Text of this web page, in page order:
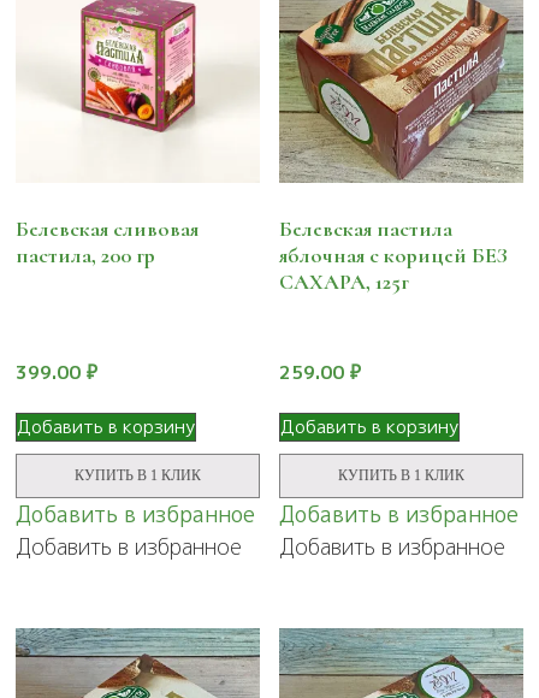
Белевская сливовая
пастила, 200 гр
399.00 ₽
Добавить в корзину
КУПИТЬ В 1 КЛИК
Добавить в избранное
Добавить в избранное
Белевская пастила
яблочная с корицей БЕЗ
САХАРА, 125г
259.00₽
Добавить в корзину
КУПИТЬ В 1 КЛИК
Добавить в избранное
Добавить в избранное